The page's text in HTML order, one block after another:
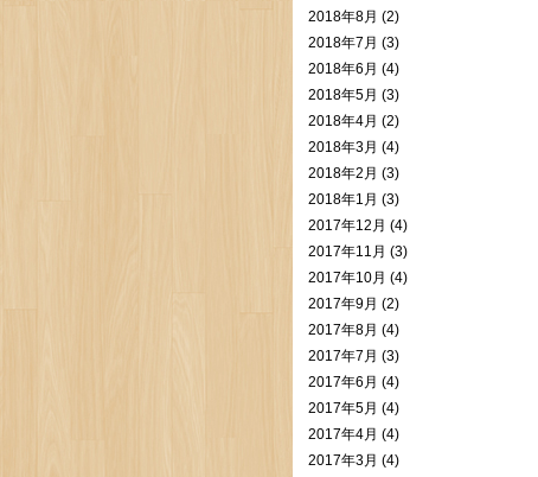
2018年8月 (2)
2018年7月 (3)
2018年6月 (4)
2018年5月 (3)
2018年4月 (2)
2018年3月 (4)
2018年2月 (3)
2018年1月 (3)
2017年12月 (4)
2017年11月 (3)
2017年10月 (4)
2017年9月 (2)
2017年8月 (4)
2017年7月 (3)
2017年6月 (4)
2017年5月 (4)
2017年4月 (4)
2017年3月 (4)